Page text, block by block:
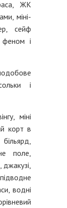
ЖК
міні-
сейф
феном і
і
міні
корт в
поле,
водні